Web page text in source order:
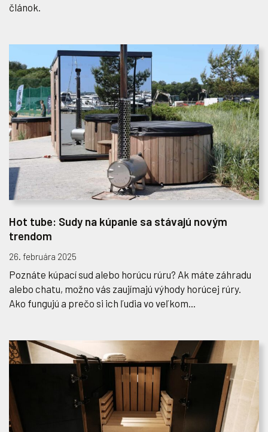
článok.
Hot tube: Sudy na kúpanie sa stávajú novým
trendom
26. februára 2025
Poznáte kúpací sud alebo horúcu rúru? Ak máte záhradu
alebo chatu, možno vás zaujímajú výhody horúcej rúry.
Ako fungujú a prečo si ich ľudia vo veľkom...